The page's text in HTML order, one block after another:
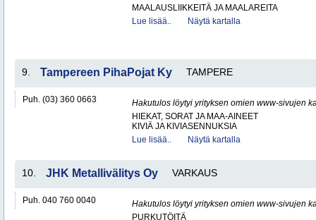
MAALAUSLIIKKEITÄ JA MAALAREITA
Lue lisää..
Näytä kartalla
9. Tampereen PihaPojat Ky TAMPERE
Puh. (03) 360 0663
Hakutulos löytyi yrityksen omien www-sivujen
HIEKAT, SORAT JA MAA-AINEET
KIVIÄ JA KIVIASENNUKSIA
Lue lisää..
Näytä kartalla
10. JHK Metallivälitys Oy VARKAUS
Puh. 040 760 0040
Hakutulos löytyi yrityksen omien www-sivujen
PURKUTÖITÄ